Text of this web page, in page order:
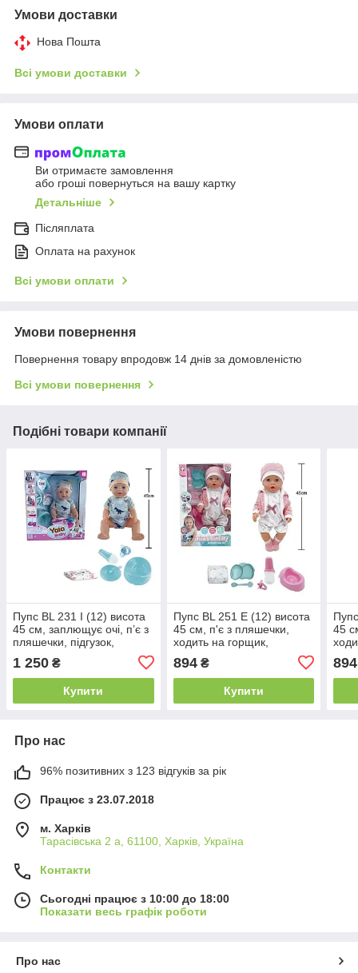
Умови доставки
Нова Пошта
Всі умови доставки
Умови оплати
Ви отримаєте замовлення
або гроші повернуться на вашу картку
Детальніше
Післяплата
Оплата на рахунок
Всі умови оплати
Умови повернення
Повернення товару впродовж 14 днів за домовленістю
Всі умови повернення
Подібні товари компанії
Пупс BL 231 I (12) висота
45 см, заплющує очі, п’є з
пляшечки, підгузок,
горщик, посуд, пустушка, в
коробці
1 250 ₴
Купити
Пупс BL 251 E (12) висота
45 см, п'є з пляшечки,
ходить на горщик,
одяг, аксесуари, в коробці
894₴
Купити
45
894
Про нас
96% позитивних з 123 відгуків за рік
Працює з 23.07.2018
м. Харків
Тарасівська 2 а, 61100, Харків, Україна
Контакти
Сьогодні працює з 10:00 до 18:00
Показати весь графік роботи
Про нас